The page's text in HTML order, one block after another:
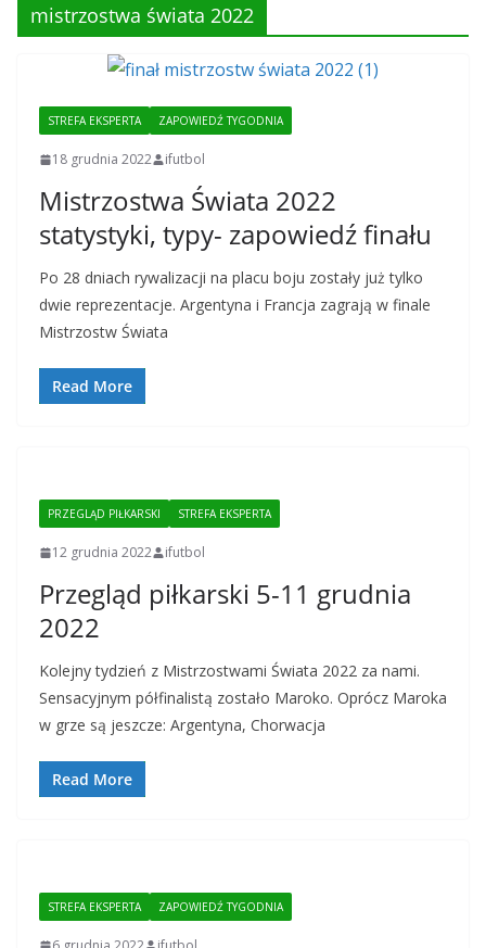
mistrzostwa świata 2022
STREFA EKSPERTA ZAPOWIEDŹ TYGODNIA
18 grudnia 2022 ifutbol
Mistrzostwa Świata 2022
statystyki, typy- zapowiedź finału
Po 28 dniach rywalizacji na placu boju zostały już tylko
dwie reprezentacje. Argentyna i Francja zagrają w finale
Mistrzostw Świata
Read More
PRZEGLĄD PIŁKARSKI STREFA EKSPERTA
12 grudnia 2022 ifutbol
Przegląd piłkarski 5-11 grudnia
2022
Kolejny tydzień z Mistrzostwami Świata 2022 za nami.
Sensacyjnym półfinalistą zostało Maroko. Oprócz Maroka
w grze są jeszcze: Argentyna, Chorwacja
Read More
STREFA EKSPERTA ZAPOWIEDŹ TYGODNIA